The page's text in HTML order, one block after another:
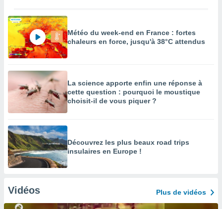
Météo du week-end en France : fortes
chaleurs en force, jusqu'à 38°C attendus
La science apporte enfin une réponse à
cette question : pourquoi le moustique
choisit-il de vous piquer ?
Découvrez les plus beaux road trips
insulaires en Europe !
Vidéos Plus de vidéos